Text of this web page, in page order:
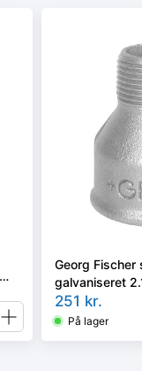
Georg Fischer
galvaniseret
nippel
251 kr.
På lager